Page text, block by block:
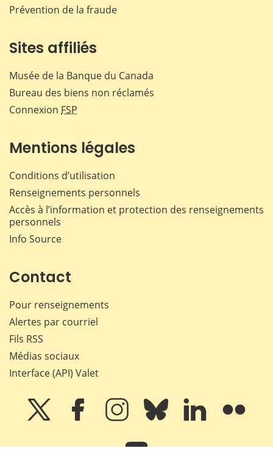
Prévention de la fraude
Sites affiliés
Musée de la Banque du Canada
Bureau des biens non réclamés
Connexion FSP
Mentions légales
Conditions d’utilisation
Renseignements personnels
Accès à l’information et protection des renseignements
personnels
Info Source
Contact
Pour renseignements
Alertes par courriel
Fils RSS
Médias sociaux
Interface (API) Valet